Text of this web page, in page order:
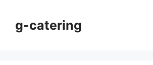
contentg-catering